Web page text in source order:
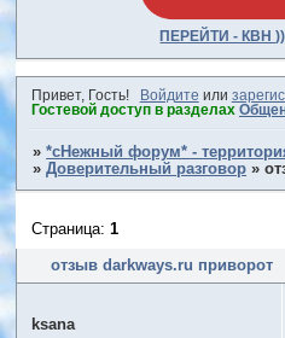
ПЕРЕЙТИ - КВН
Привет, Гость! Войдите или
Гостевой доступ в разделах
»*сНежный форум* -
»Доверительный разговор »
отзыв darkways.ru приворот
Страница:1
ksana